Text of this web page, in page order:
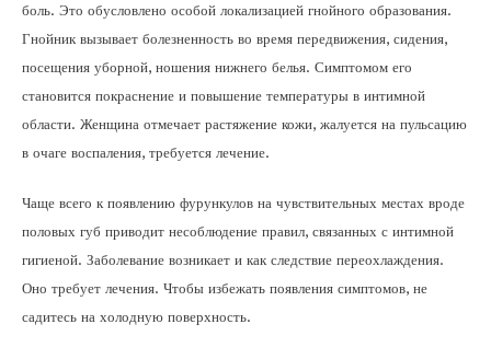
боль. Это обусловлено особой локализацией гнойного образования.
Гнойник вызывает болезненность во время передвижения, сидения,
посещения уборной, ношения нижнего белья. Симптомом его
становится покраснение и повышение температуры в интимной
области. Женщина отмечает растяжение кожи, жалуется на пульсацию
в очаге воспаления, требуется лечение.
Чаще всего к появлению фурункулов на чувствительных местах вроде
половых губ приводит несоблюдение правил, связанных с интимной
гигиеной. Заболевание возникает и как следствие переохлаждения.
Оно требует лечения. Чтобы избежать появления симптомов, не
садитесь на холодную поверхность.